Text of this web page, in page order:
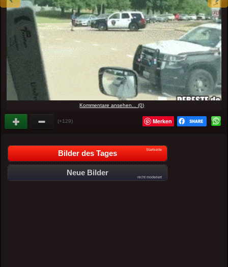
Kommentare ansehen... (0)
(+129) Merken
Bilder des Tages Startseite
Neue Bilder
nicht moderiert